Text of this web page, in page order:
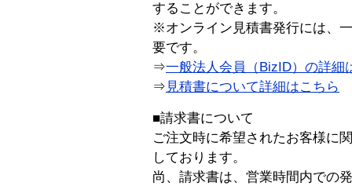
することができます。
※オンライン見積書発行には、
要です。
⇒一般法人会員（BizID）の詳細
⇒ 見積書について詳細はこちら
■請求書について
ご注文時に希望されたお客様に
しております。
尚、請求書は、営業時間内での